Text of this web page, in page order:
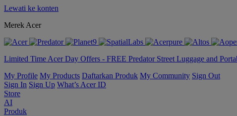
Lewati ke konten
Merek Acer
Limited Time Acer Day Offers - FREE Predator Street Luggage and
My Profile My Products Daftarkan Produk My Community Sign Out
Sign In Sign Up What’s Acer ID
Store
AI
Produk